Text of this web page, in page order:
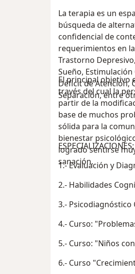
La terapia es un
búsqueda de
confidencial de
requerimientos en
Trastorno
Sueño,
Déficit de Atención,
Separación, entre
El principal objetivo
través del cual la
partir de la
base de muchos
sólida para la
bienestar
logrado sentirse
sanación.
1.- Evaluación y
2.- Habilidades
3.- Psicodiagnóstico
4.- Curso:
5.- Curso: "Niños
6.- Curso